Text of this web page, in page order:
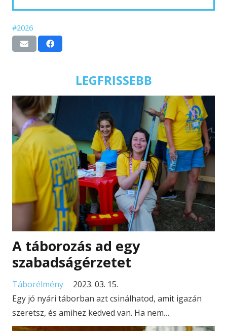
#2026
LEGFRISSEBB
A táborozás ad egy
szabadságérzetet
Táborélmény
2023. 03. 15.
Egy jó nyári táborban azt csinálhatod, amit igazán
szeretsz, és amihez kedved van. Ha nem…